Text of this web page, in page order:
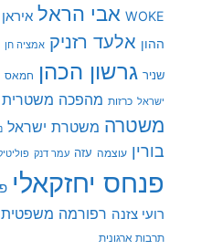
WOKE אבי הראל איראן
ההון אלעד רזניק אמציה חן
שניר גרשון הכהן חמאס
ישראל כרזות מהפכה משטרית
משטרה משטרת ישראל
בורין עוצמה עזה עמר דנק
פנחס יחזקאלי
רועי צזנה רפורמה משפטית
תרבות ארגונית